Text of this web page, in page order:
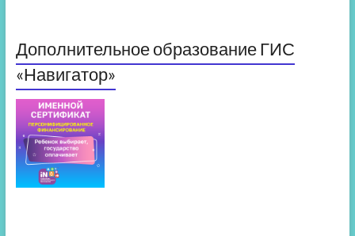
Дополнительное образование ГИС
«Навигатор»